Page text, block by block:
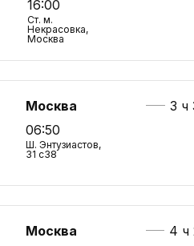
16:00
Ст. м.
Некрасовка,
Москва
Москва
06:50
Ш. Энтузиастов,
31 с38
3 ч
Москва
4 ч